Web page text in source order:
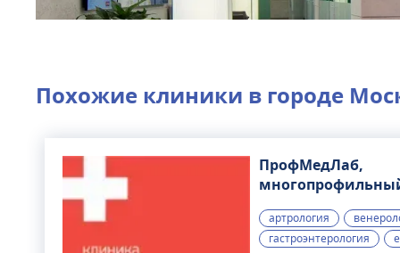
Похожие клиники в городе
ПрофМедЛаб,
медицинский
артрология
гастроэнтерология